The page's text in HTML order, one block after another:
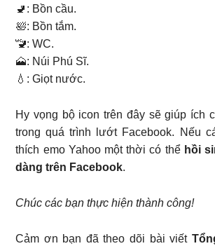
🚽: Bồn cầu.
🛀: Bồn tắm.
🚾: WC.
🗻: Núi Phú Sĩ.
💧: Giọt nước.
Hy vọng bộ icon trên đây sẽ giúp ích
trong quá trình lướt Facebook. Nếu
thích emo Yahoo một thời có thể hồi
dàng trên Facebook.
Chúc các bạn thực hiện thành công!
Cảm ơn bạn đã theo dõi bài viết